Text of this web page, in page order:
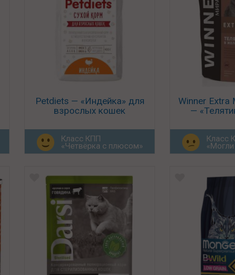
Petdiets — «Индейка» для
взрослых кошек
Класс КПП
«Четвёрка с плюсом»
Winner Extra
—
Класс